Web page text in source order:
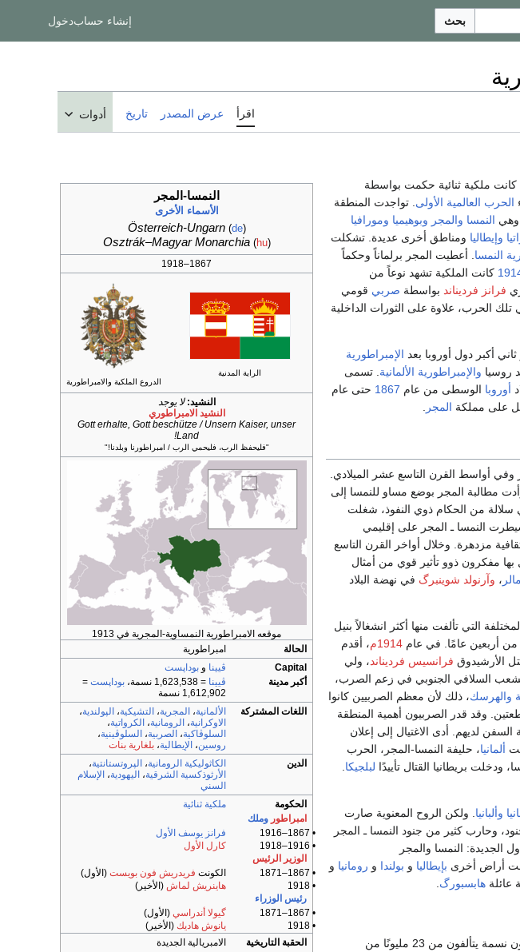
بحث إنشاء حسابدخول
اقرأ عرض المصدر تاريخ أدوات
النمسا-المجر
الأسماء الأخرى
Österreich-Ungarn (de)
Osztrák–Magyar Monarchia (hu)
1867–1918
الراية المدنية
الدروع الملكية والامبراطورية
النشيد: لا يوجد
النشيد الامبراطوري
Gott erhalte, Gott beschütze / Unsern Kaiser, unser
Land!
"فليحفظ الرب، فليحمي الرب / امبراطورنا وبلدنا!"
موقعه الامبراطورية النمساوية-المجرية في 1913
الحالة
امبراطورية
Capital
ڤيينا وبوداپست
أكبر مدينة
ڤيينا = 1,623,538 نسمة، بوداپست =
1,612,902 نسمة
اللغات المشتركة
الألمانية، المجرية، التشيكية، الپولندية،
الاوكرانية، الرومانية، الكرواتية،
السلوڤاكية، الصربية، السلوڤينية،
روسين، الإيطالية،بلغارية بنات
الدين
الكاثوليكية الرومانية، الپروتستانتية،
الأرثوذكسية الشرقية، اليهودية، الإسلام
السني
الحكومة
ملكية ثنائية
امبراطور وملك
• 1867–1916
فرانز يوسف الأول
• 1916–1918
كارل الأول
الوزير الرئيس
• 1867–1871
الكونت فريدريش فون بويست (الأول)
• 1918
هاينريش لماش (الأخير)
رئيس الوزراء
• 1867–1871
گيولا أندراسي (الأول)
• 1918
يانوش هاديك (الأخير)
الحقبة التاريخية
الامبريالية الجديدة
الحرب العالمية الأولى . تواجدت المنطقة
وهي النمسا والمجر وبوهيميا ومورافيا
وإيطاليا ومناطق أخرى عديدة. تشكلت
النمسا . أعطيت المجر برلماناً وحكماً
كانت الملكية تشهد نوعاً من
فرانز فرديناند بواسطة صربي قومي
الحرب، علاوة على الثورات الداخلية
أكبر دول أوروبا بعد الإمبراطورية
روسيا والإمبراطورية الألمانية . تسمى
أوروبا الوسطى من عام 1867 حتى عام
على مملكة المجر
أواسط القرن التاسع عشر الميلادي.
مطالبة المجر بوضع مساو للنمسا إلى
سلالة من الحكام ذوي النفوذ، شغلت
النمسا ـ المجر على إقليمي
مزدهرة. وخلال أواخر القرن التاسع
مفكرون ذوو تأثير قوي من أمثال
، وآرنولد شوينبرگ في نهضة البلاد
التي تألفت منها أكثر انشغالاً بنيل
من أربعين عامًا. في عام 1914م
، أقدم
الأرشيدوق فرانسيس فرديناند، ولي
السلافي الجنوبي في زعم الصرب،
والهرسك، ذلك لأن معظم الصربيين كانوا
وقد قدر الصربيون أهمية المنطقة
لديهم. أدى الاغتيال إلى إعلان
ألمانيا، حليفة النمسا-المجر، الحرب
ودخلت بريطانيا القتال تأييدًا لبلجيكا.
وألبانيا. ولكن الروح المعنوية صارت
وحارب كثير من جنود النمسا ـ المجر
الجديدة: النمسا والمجر
أراض أخرى بإيطاليا و بولندا و رومانيا و
عائلة هابسبورگ.
بلغت مساحة المملكة نحو 670,000 كم²، وعاش فيها نحو 50 مليون نسمة يتألفون من 23 مليونًا من